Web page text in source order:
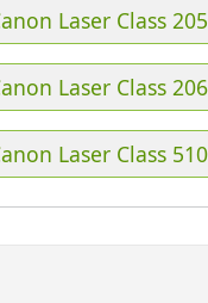
Laser Class
Laser Class
Laser Class 510